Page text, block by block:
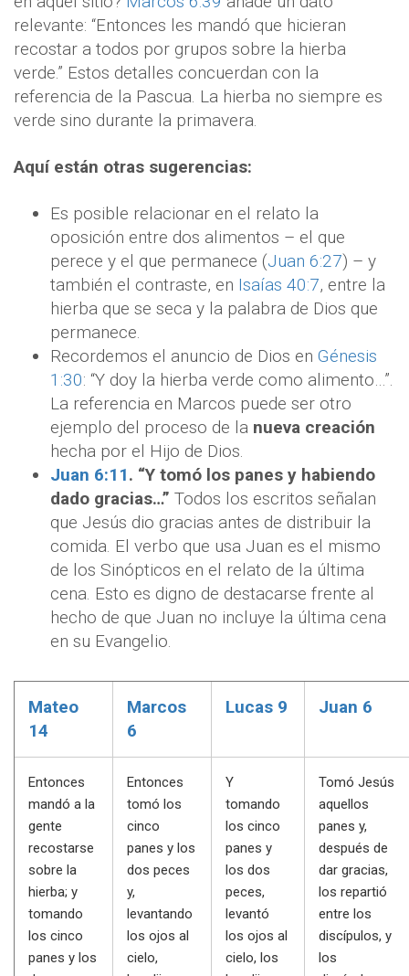
relevante: “Entonces les mandó que hicieran
recostar a todos por grupos sobre la hierba
verde.” Estos detalles concuerdan con la
referencia de la Pascua. La hierba no siempre es
verde sino durante la primavera.
Aquí están otras sugerencias:
Es posible relacionar en el relato la
oposición entre dos alimentos – el que
perece y el que permanece (Juan 6:27) – y
también el contraste, en Isaías 40:7, entre la
hierba que se seca y la palabra de Dios que
permanece.
Recordemos el anuncio de Dios en Génesis
1:30: “Y doy la hierba verde como alimento…”.
La referencia en Marcos puede ser otro
ejemplo del proceso de la nueva creación
hecha por el Hijo de Dios.
Juan 6:11. “Y tomó los panes y habiendo
dado gracias…” Todos los escritos señalan
que Jesús dio gracias antes de distribuir la
comida. El verbo que usa Juan es el mismo
de los Sinópticos en el relato de la última
cena. Esto es digno de destacarse frente al
hecho de que Juan no incluye la última cena
en su Evangelio.
Mateo
14
Marcos
6
Lucas 9 Juan 6
Entonces
mandó a la
gente
recostarse
sobre la
hierba; y
tomando
los cinco
panes y los
Entonces
tomó los
cinco
panes y los
dos peces
y,
levantando
los ojos al
cielo,
Y
tomando
los cinco
panes y
los dos
peces,
levantó
los ojos al
cielo, los
Tomó Jesús
aquellos
panes y,
después de
dar gracias,
los repartió
entre los
discípulos, y
los